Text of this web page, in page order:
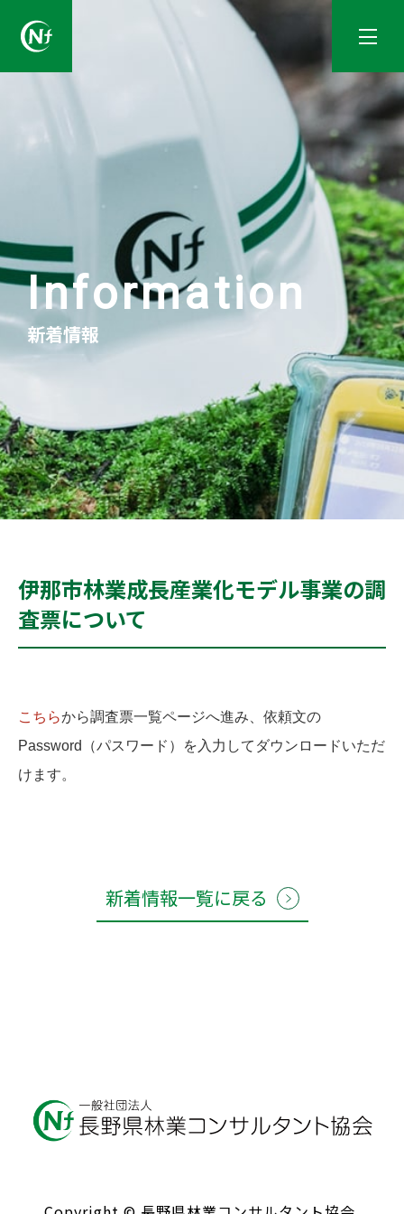
一般社団法人長野県林業コンサルタント協会
Information
新着情報
伊那市林業成長産業化モデル事業の調
査票について
こちらから調査票一覧ページへ進み、依頼文の
Password（パスワード）を入力してダウンロードいただ
けます。
新着情報一覧に戻る